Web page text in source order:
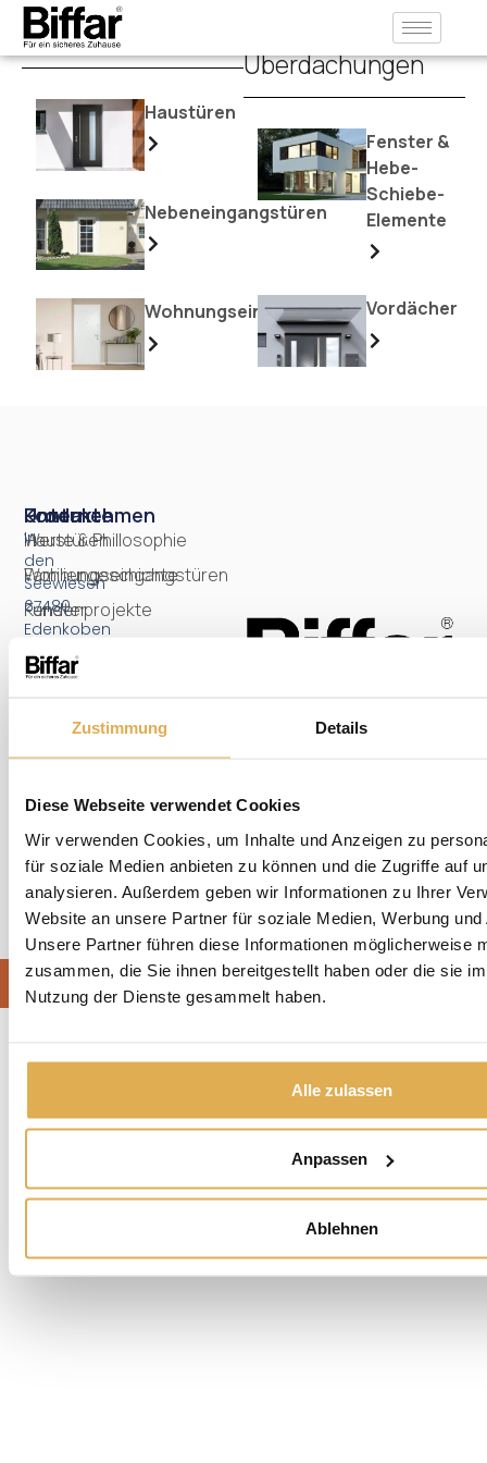
Zustimmung Details
Diese Webseite verwendet Cookies
Wir verwenden Cookies, um Inhalte und Anzeigen zu
für soziale Medien anbieten zu können und die Zugriffe auf
analysieren. Außerdem geben wir Informationen zu Ihrer
Website an unsere Partner für soziale Medien, Werbung
Unsere Partner führen diese Informationen möglicherweise
zusammen, die Sie ihnen bereitgestellt haben oder die sie
Nutzung der Dienste gesammelt haben.
Alle zulassen
Anpassen
Ablehnen
springen
Türen
Haustüren
Nebeneingangstüren
Wohnungseingangstüren
Überdachungen
Fenster &
Hebe-
Schiebe-
Elemente
Vordächer
Produkte
Haustüren
Wohnungseingangstüren
Fenster
Vordächer
Home
Unternehmen
Werte & Phillosophie
Familiengeschichte
Kundenprojekte
Auszeichnungen
Kontakt
In
den
Seewiesen
67480
Edenkoben
Email:
info@biffar.de
06323/8010
© 2026 All Rights Reserved.